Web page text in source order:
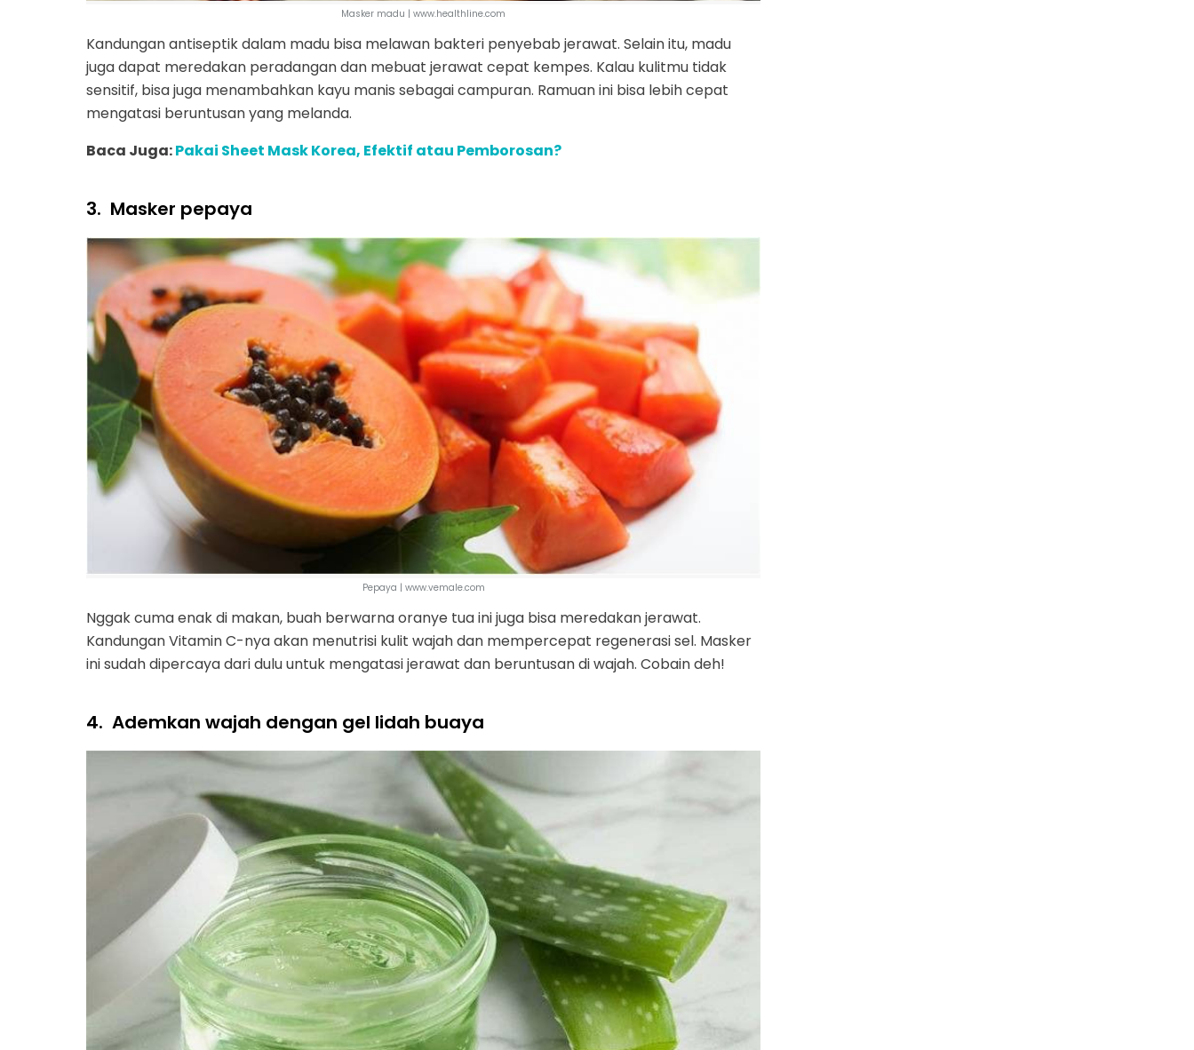
Masker madu | www.healthline.com
Kandungan antiseptik dalam madu bisa melawan bakteri penyebab jerawat. Selain itu, madu
juga dapat meredakan peradangan dan mebuat jerawat cepat kempes. Kalau kulitmu tidak
sensitif, bisa juga menambahkan kayu manis sebagai campuran. Ramuan ini bisa lebih cepat
mengatasi beruntusan yang melanda.
Baca Juga:Pakai Sheet Mask Korea, Efektif atau Pemborosan?
3. Masker pepaya
Pepaya | www.vemale.com
Nggak cuma enak di makan, buah berwarna oranye tua ini juga bisa meredakan jerawat.
Kandungan Vitamin C-nya akan menutrisi kulit wajah dan mempercepat regenerasi sel. Masker
ini sudah dipercaya dari dulu untuk mengatasi jerawat dan beruntusan di wajah. Cobain deh!
4. Ademkan wajah dengan gel lidah buaya